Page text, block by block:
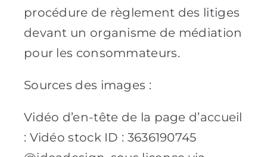
procédure de règlement des litiges
devant un organisme de médiation
pour les consommateurs.
Sources des images :
Vidéo d’en-tête de la page d’accueil
: Vidéo stock ID : 3636190745